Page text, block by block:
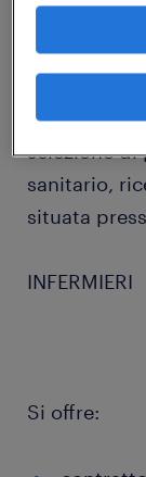
job details
Randstad
Randstad
selezione
sanitario,
situata
INFERMIERI
Si offre: